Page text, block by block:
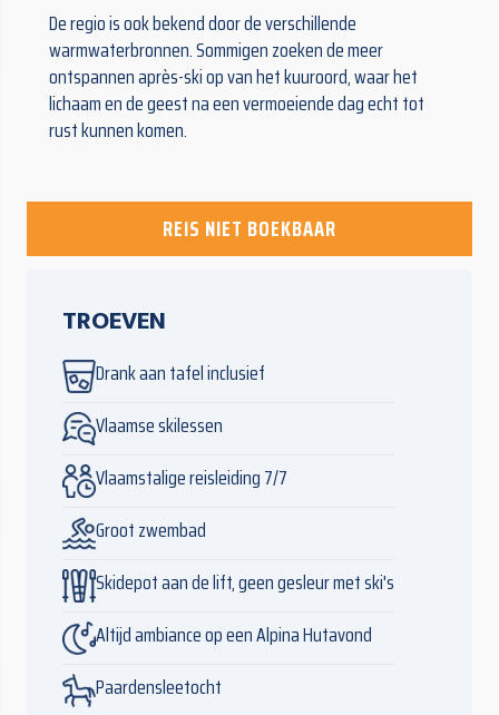
De regio is ook bekend door de verschillende
warmwaterbronnen. Sommigen zoeken de meer
ontspannen après-ski op van het kuuroord, waar het
lichaam en de geest na een vermoeiende dag echt tot
rust kunnen komen.
REIS NIET BOEKBAAR
TROEVEN
Drank aan tafel inclusief
Vlaamse skilessen
Vlaamstalige reisleiding 7/7
Groot zwembad
Skidepot aan de lift, geen gesleur met ski's
Altijd ambiance op een Alpina Hutavond
Paardensleetocht